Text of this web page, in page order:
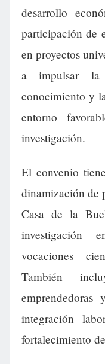
desarrollo
participación de
en proyectos
a impulsar la
conocimiento y
entorno
investigación.
El convenio
dinamización de
Casa de la
investigación
vocaciones
También
integración
fortalecimiento